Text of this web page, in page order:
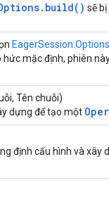
sẽ
EagerSession.Options
hức mặc định, phiên
Tên chuỗi)
dựng để tạo một
định cấu hình và xây